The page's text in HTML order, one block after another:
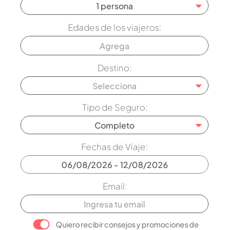
1 persona
Edades de los viajeros:
Destino:
Selecciona
Tipo de Seguro:
Completo
Fechas de Viaje:
Email:
Quiero recibir consejos y promociones de